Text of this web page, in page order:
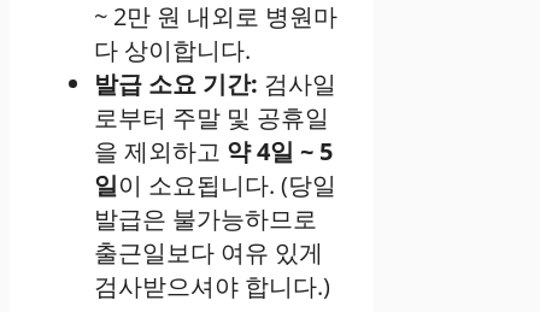
~ 2만 원 내외로 병원마
다 상이합니다.
발급 소요 기간: 검사일
로부터 주말 및 공휴일
을 제외하고 약 4일 ~ 5
일이 소요됩니다. (당일
발급은 불가능하므로
출근일보다 여유 있게
검사받으셔야 합니다.)